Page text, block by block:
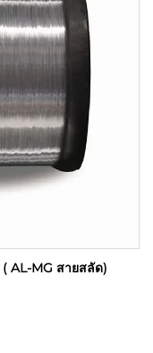
AL-MG สายสลัด)